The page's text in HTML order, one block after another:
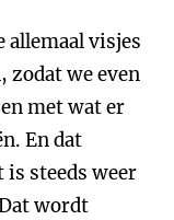
allemaal visjes
zodat we even
met wat er
En dat
steeds weer
wordt